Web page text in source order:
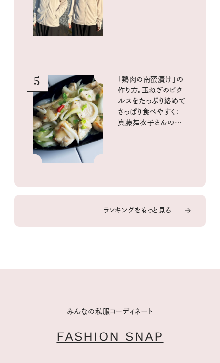
5
「鶏肉の南蛮漬け」の
作り方。玉ねぎのピク
ルスをたっぷり絡めて
さっぱり食べやすく：
真藤舞衣子さんの発
ランキングをもっと見る
みんなの私服コーディネート
FASHION SNAP